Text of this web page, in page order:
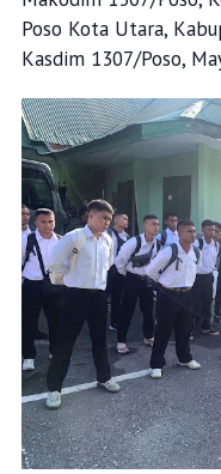
Poso Kota Utara,
Kasdim 1307/Poso,